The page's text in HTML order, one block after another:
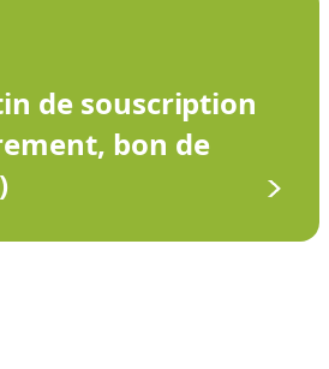
de souscription
bon de